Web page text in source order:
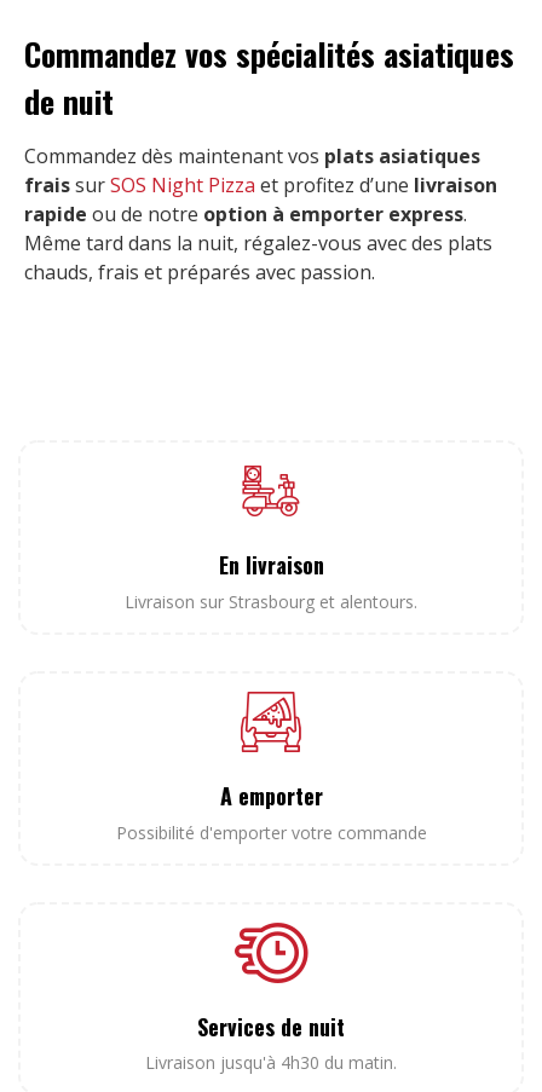
Commandez vos spécialités asiatiques
de nuit
Commandez dès maintenant vos plats asiatiques
fraissurSOS Night Pizza et profitez d’une livraison
rapide ou de notre option à emporter express.
Même tard dans la nuit, régalez-vous avec des plats
chauds, frais et préparés avec passion.
En livraison
Livraison sur Strasbourg et alentours.
A emporter
Possibilité d'emporter votre commande
Services de nuit
Livraison jusqu'à 4h30 du matin.